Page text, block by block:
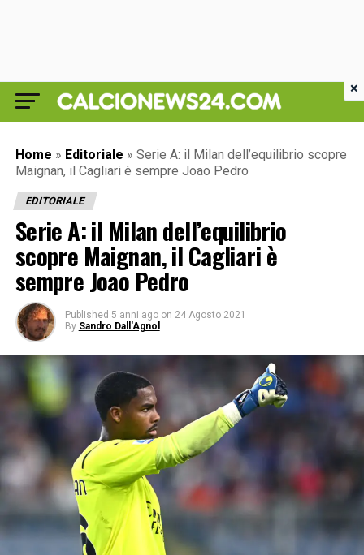
Home » Editoriale » Serie A: il Milan dell’equilibrio scopre
Maignan, il Cagliari è sempre Joao Pedro
EDITORIALE
Serie A: il Milan dell’equilibrio
scopre Maignan, il Cagliari è
sempre Joao Pedro
Published 5 anni ago on 24 Agosto 2021
By Sandro Dall'Agnol
×